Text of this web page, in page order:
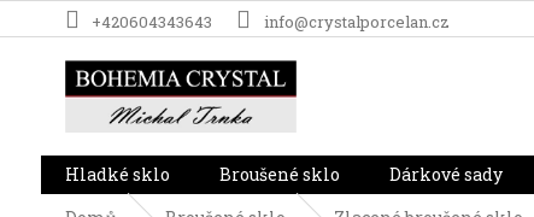
na
+420604343643 info@crystalporcelan.cz
Hladké sklo Broušené sklo Dárkové sady